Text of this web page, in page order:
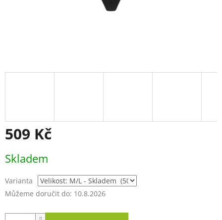
509 Kč
cena:
Skladem
Varianta
Můžeme doručit do: 10.8.2026